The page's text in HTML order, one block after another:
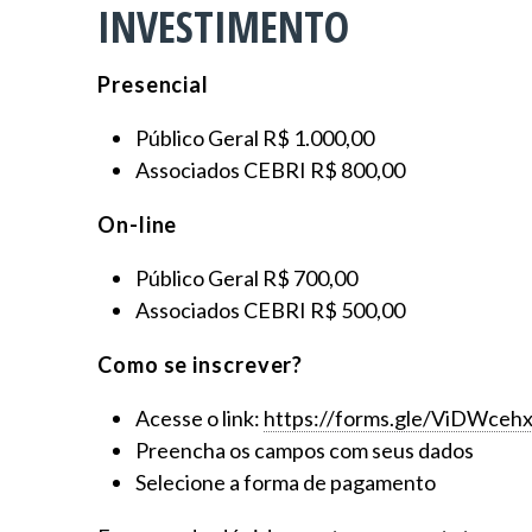
INVESTIMENTO
Presencial
Público Geral R$ 1.000,00
Associados CEBRI R$ 800,00
On-line
Público Geral R$ 700,00
Associados CEBRI R$ 500,00
Como se inscrever?
Acesse o link: https://forms.gle/
Preencha os campos com seus dados
Selecione a forma de pagamento